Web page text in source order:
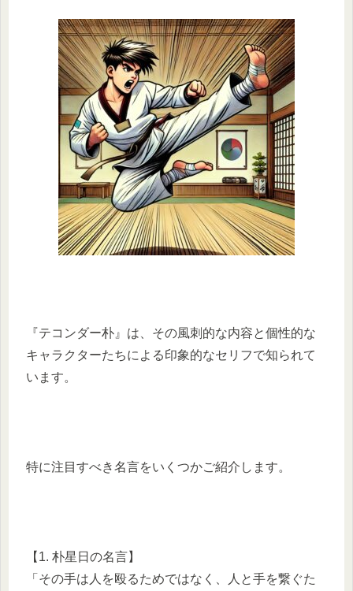
『テコンダー朴』は、その風刺的な内容と個性的な
キャラクターたちによる印象的なセリフで知られて
います。
特に注目すべき名言をいくつかご紹介します。
【1. 朴星日の名言】
「その手は人を殴るためではなく、人と手を繋ぐた